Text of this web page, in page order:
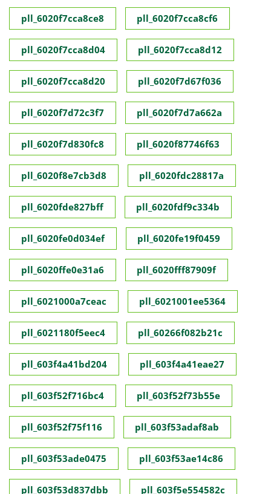
pll_6020f7cca8ce8 pll_6020f7cca8cf6
pll_6020f7cca8d04 pll_6020f7cca8d12
pll_6020f7cca8d20 pll_6020f7d67f036
pll_6020f7d72c3f7 pll_6020f7d7a662a
pll_6020f7d830fc8 pll_6020f87746f63
pll_6020f8e7cb3d8 pll_6020fdc28817a
pll_6020fde827bff pll_6020fdf9c334b
pll_6020fe0d034ef pll_6020fe19f0459
pll_6020ffe0e31a6 pll_6020fff87909f
pll_6021000a7ceac pll_6021001ee5364
pll_6021180f5eec4 pll_60266f082b21c
pll_603f4a41bd204 pll_603f4a41eae27
pll_603f52f716bc4 pll_603f52f73b55e
pll_603f52f75f116 pll_603f53adaf8ab
pll_603f53ade0475 pll_603f53ae14c86
pll_603f53d837dbb pll_603f5e554582c